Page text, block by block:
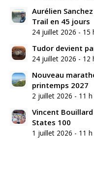
Aurélien
Trail en 45 jours
24 juillet 2026 - 15
Tudor devient
24 juillet 2026 - 12
Nouveau
printemps 2027
2 juillet 2026 - 11
Vincent
States 100
1 juillet 2026 - 11